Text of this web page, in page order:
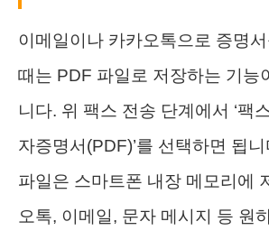
이메일이나 카카오톡으로 증명
때는 PDF 파일로 저장하는 기능
니다. 위 팩스 전송 단계에서 ‘팩
자증명서(PDF)’를 선택하면 됩
파일은 스마트폰 내장 메모리에
오톡, 이메일, 문자 메시지 등 원